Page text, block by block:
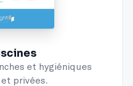
et hygiéniques
privées.